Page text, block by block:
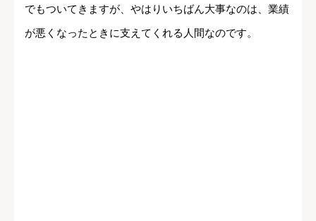
でもついてきますが、やはりいちばん大事なのは、業績
が悪くなったときに支えてくれる人間なのです。